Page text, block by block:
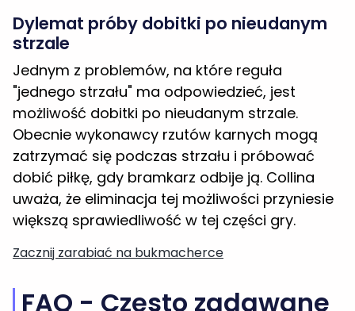
Dylemat próby dobitki po nieudanym
strzale
Jednym z problemów, na które reguła
"jednego strzału" ma odpowiedzieć, jest
możliwość dobitki po nieudanym strzale.
Obecnie wykonawcy rzutów karnych mogą
zatrzymać się podczas strzału i próbować
dobić piłkę, gdy bramkarz odbije ją. Collina
uważa, że eliminacja tej możliwości przyniesie
większą sprawiedliwość w tej części gry.
Zacznij zarabiać na bukmacherce
FAQ - Często zadawane